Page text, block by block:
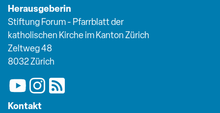
Herausgeberin
Stiftung Forum - Pfarrblatt der
katholischen Kirche im Kanton Zürich
Zeltweg 48
8032 Zürich
Kontakt